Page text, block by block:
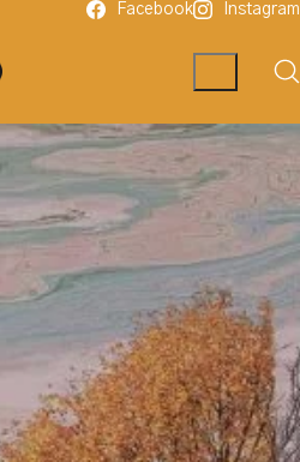
Facebook Instagram